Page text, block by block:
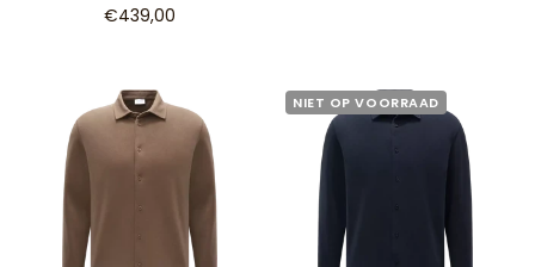
€439,00
NIET OP VOORRAAD